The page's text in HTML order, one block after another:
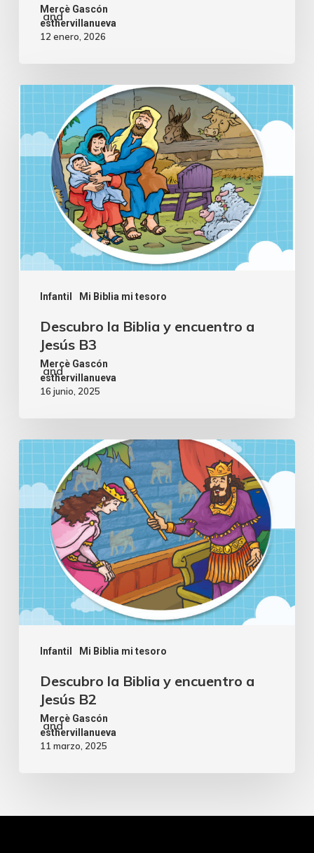
Mercè Gascón
and
esthervillanueva
12 enero, 2026
Infantil Mi Biblia mi tesoro
Descubro la Biblia y encuentro a
Jesús B3
Mercè Gascón
and
esthervillanueva
16 junio, 2025
Infantil Mi Biblia mi tesoro
Descubro la Biblia y encuentro a
Jesús B2
Mercè Gascón
and
esthervillanueva
11 marzo, 2025